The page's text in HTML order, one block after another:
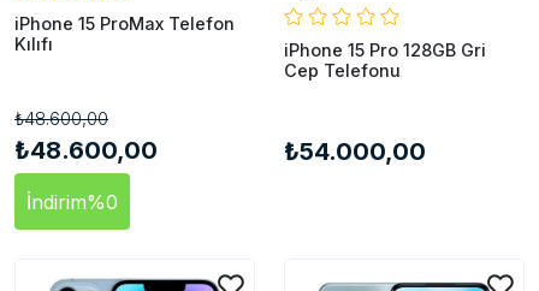
iPhone 15 ProMax Telefon
Kılıfı
₺48.600,00
₺48.600,00
İndirim%0
iPhone 15 Pro 128GB Gri
Cep Telefonu
₺54.000,00